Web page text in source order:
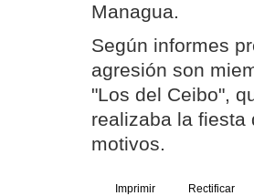
Managua.
Según informes
agresión son
"Los del Ceibo",
realizaba la fiesta
motivos.
Imprimir Rectificar